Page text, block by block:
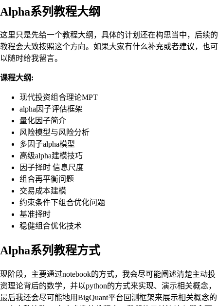
Alpha系列教程大纲
这里只是先给一个教程大纲，具体的计划还在构思当中，后续的
教程会大致按照这个方向。如果大家有什么补充或者建议，也可
以随时给我留言。
课程大纲:
现代投资组合理论MPT
alpha因子评估框架
量化因子简介
风险模型与风险分析
多因子alpha模型
高级alpha建模技巧
因子择时 信息尺度
组合再平衡问题
交易成本建模
约束条件下组合优化问题
基准择时
稳健组合优化技术
Alpha系列教程方式
现阶段，主要通过notebook的方式，我会尽可能阐述清楚主动投
资理论背后的数学，并以python的方式来实现、演示相关概念，
最后我还会尽可能地用BigQuant平台回测框架来展示相关概念的